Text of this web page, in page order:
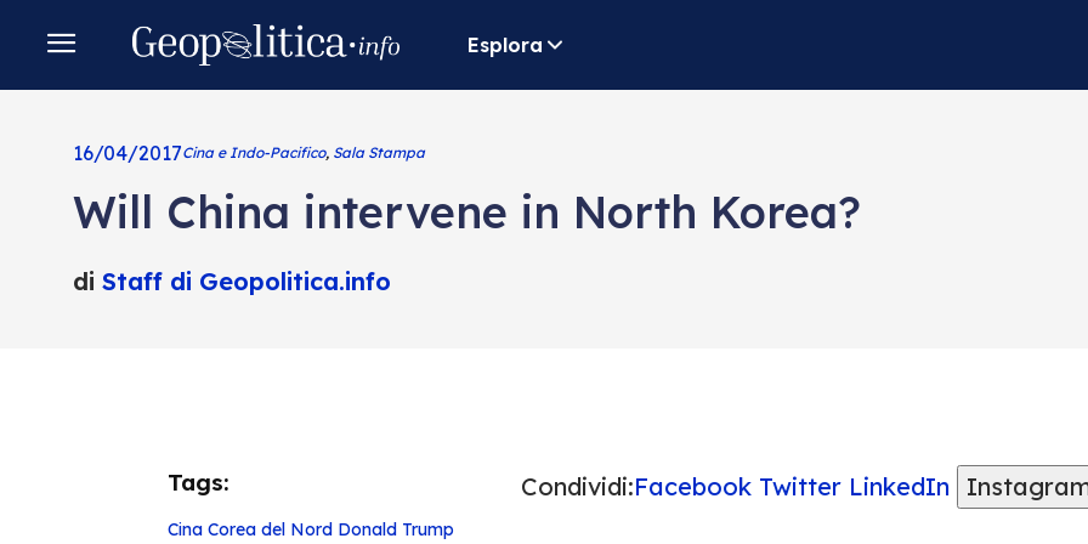
Esplora
16/04/2017Cina e Indo-Pacifico, Sala Stampa
Will China intervene in North Korea?
di Staff di Geopolitica.info
Tags:
Cina Corea del Nord Donald Trump
Condividi:Facebook Twitter LinkedIn